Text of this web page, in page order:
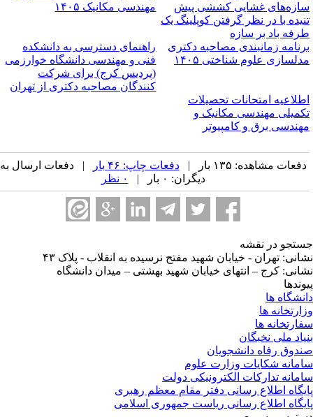
غشایی کششی پیش
با در نظر گرفتن کوپلینگ یک
باد بر سازه
مهندسی مکانیک ۱۴۰۵
زمانبندی مصاحبه دکتری
علوم شناختی ۱۴۰۵
راهنمای دسترسی به دانشکده
فنی و مهندسی دانشگاه خوارزمی
(پردیس کرج) برای شرکت
کنندگان مصاحبه دکتری از تهران
امتحانات تحصیلات
مهندسی مکانیک و
برق و کامپیوتر
دفعات مشاهده: ۱۳۵ بار | دفعات چاپ: ۴۶ بار
| دفعات ارسال به
دیگران: ۰ بار |
در نقشه
تهران - خیابان شهید مفتح نرسیده به انقلاب - پلاک ۴۳
کرج – انتهای خیابان شهید بهشتی – میدان دانشگاه
ها
ها
ها
ملی نخبگان
رفاه دانشجویان
شکایات وزارت علوم
تدارکات الکترونیکی دولت
اطلاع رسانی دفتر مقام معظم رهبری
اطلاع رسانی ریاست جمهوری اسلامی